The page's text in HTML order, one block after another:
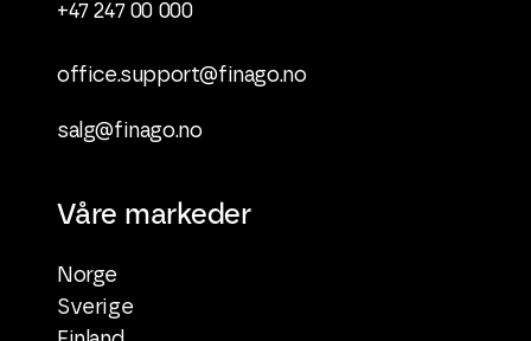
+47 247 00 000
office.support@finago.no
salg@finago.no
Våre markeder
Norge
Sverige